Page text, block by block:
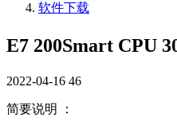
软件下载
E7 200Smart CPU
2022-04-16 46
简要说明 ：